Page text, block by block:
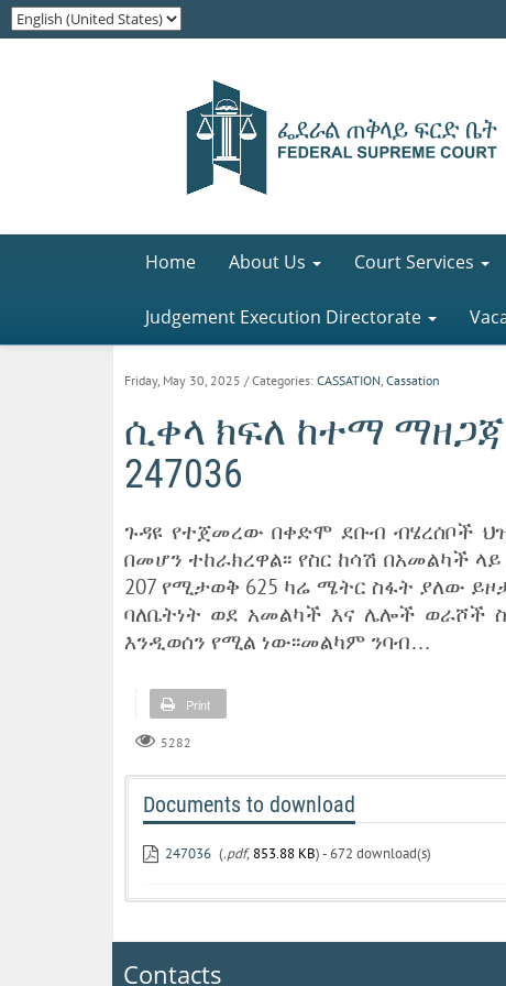
Home About Us Court Services
Judgement Execution Directorate
Friday, May 30, 2025 / Categories: CASSATION, Cassation
ሲቀላ ክፍለ ከተማ
247036
ጉዳዩ የተጀመረው በቀድሞ ደቡብ ብሄረሰቦች
በመሆን ተከራክረዋል፡፡ የስር ከሳሽ በአመልካች
207 የሚታወቅ 625 ካሬ ሜትር ስፋት ያለው
ባለቤትነት ወደ አመልካች እና ሌሎች ወራሾች
እንዲወሰን የሚል ነው፡፡መልካም ንባብ…
Print
5282
Documents to download
247036 (.pdf, 853.88 KB) - 672 download(s)
Contacts